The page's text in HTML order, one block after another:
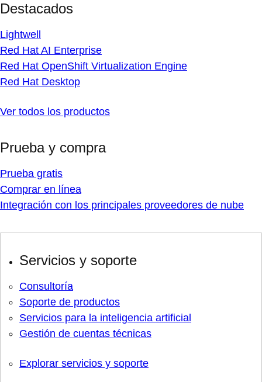
Destacados
Lightwell
Red Hat AI Enterprise
Red Hat OpenShift Virtualization Engine
Red Hat Desktop
Ver todos los productos
Prueba y compra
Prueba gratis
Comprar en línea
Integración con los principales proveedores de nube
Servicios y soporte
Consultoría
Soporte de productos
Servicios para la inteligencia artificial
Gestión de cuentas técnicas
Explorar servicios y soporte